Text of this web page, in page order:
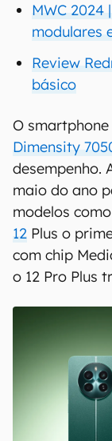
MWC 2024
modulares
Review
básico
O
Dimensity
desempenho.
maio do ano
modelos
12 Plus o
com chip
o 12 Pro Plus